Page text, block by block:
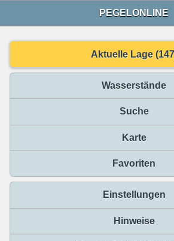
PEGELONLINE
Aktuelle Lage
Wasserstände
Suche
Karte
Favoriten
Einstellungen
Hinweise